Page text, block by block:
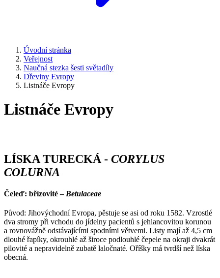
Úvodní stránka
Veřejnost
Naučná stezka šesti světadíly
Dřeviny Evropy
Listnáče Evropy
Listnáče Evropy
LÍSKA TURECKÁ - CORYLUS
COLURNA
Čeleď: břízovité – Betulaceae
Původ: Jihovýchodní Evropa, pěstuje se asi od roku 1582. Vzrostlé
dva stromy při vchodu do jídelny pacientů s jehlancovitou korunou
a rovnovážně odstávajícími spodními větvemi. Listy mají až 4,5 cm
dlouhé řapíky, okrouhlé až široce podlouhlé čepele na okraji dvakrát
pilovité a nepravidelně zubatě laločnaté. Oříšky má tvrdší než líska
obecná.